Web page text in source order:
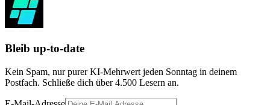
Bleib up-to-date
Kein Spam, nur purer KI-Mehrwert jeden Sonntag in deinem
Postfach. Schließe dich über4.500 Lesern an.